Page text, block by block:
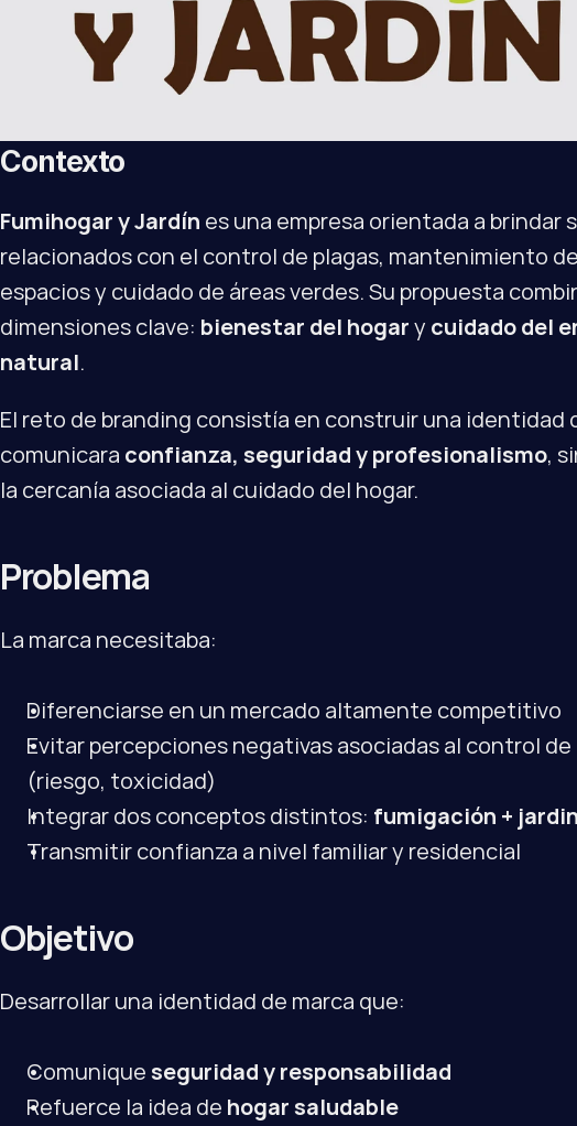
Contexto
Fumihogar y Jardín es una empresa orientada a brindar
relacionados con el control de plagas, mantenimiento
espacios y cuidado de áreas verdes. Su propuesta
dimensiones clave: bienestar del hogar y cuidado del
natural.
El reto de branding consistía en construir una identidad
comunicara confianza, seguridad y profesionalismo,
la cercanía asociada al cuidado del hogar.
Problema
La marca necesitaba:
Diferenciarse en un mercado altamente competitivo
Evitar percepciones negativas asociadas al control de
(riesgo, toxicidad)
Integrar dos conceptos distintos: fumigación +
Transmitir confianza a nivel familiar y residencial
Objetivo
Desarrollar una identidad de marca que:
Comunique seguridad y responsabilidad
Refuerce la idea de hogar saludable